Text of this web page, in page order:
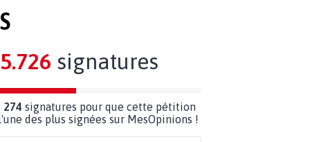
signatures
274 signatures pour que cette pétition
des plus signées sur MesOpinions !